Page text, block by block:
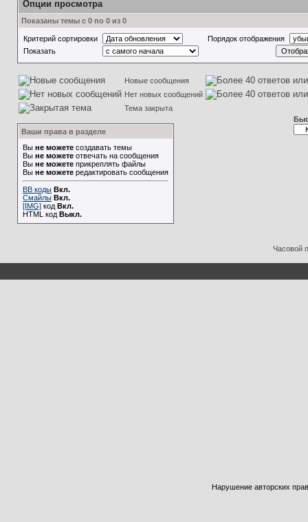
Опции просмотра
Показаны темы с 0 по 0 из 0
Критерий сортировки
Порядок отображения
Показать
Новые сообщения
Нет новых сообщений
Тема закрыта
Ваши права в разделе
Вы не можете создавать темы
Вы не можете отвечать на сообщения
Вы не можете прикреплять файлы
Вы не можете редактировать сообщения
BB коды Вкл.
Смайлы Вкл.
[IMG] код Вкл.
HTML код Выкл.
Часовой
Нарушение авторских